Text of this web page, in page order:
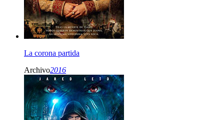
La corona partida
Archivo2016